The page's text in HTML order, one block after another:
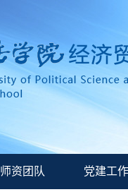
师资团队 党建工作